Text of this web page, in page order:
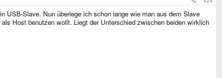
USB-Slave. Nun überlege ich schon lange wie man aus dem Slave
Host benutzen wollt. Liegt der Unterschied zwischen beiden wirklich